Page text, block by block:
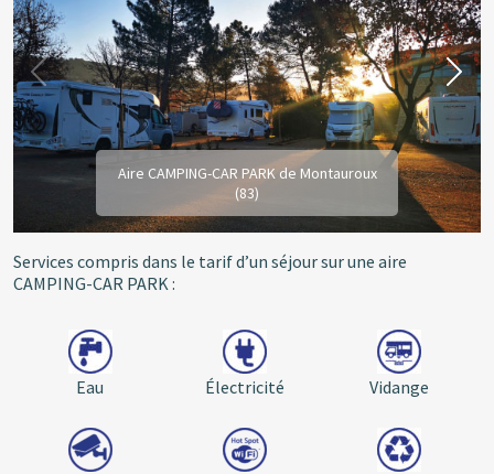
Services compris dans le tarif d’un séjour sur une aire
CAMPING-CAR PARK :
Vidange
Eau Électricité
Aire CAMPING-CAR PARK de Montauroux
(83)